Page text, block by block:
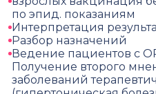
по эпид. показаниям
Интерпретация
Разбор назначений
Ведение пациентов с
Получение второго
заболеваний